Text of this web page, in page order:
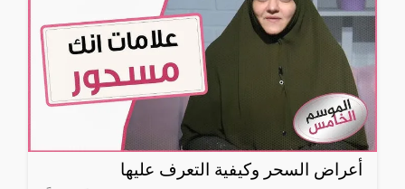
أعراض السحر وكيفية التعرف عليها